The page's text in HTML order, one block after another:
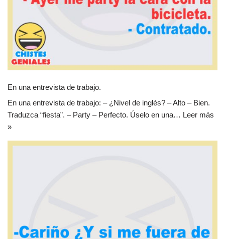
En una entrevista de trabajo.
En una entrevista de trabajo: – ¿Nivel de inglés? – Alto – Bien.
Traduzca “fiesta”. – Party – Perfecto. Úselo en una… Leer más
»